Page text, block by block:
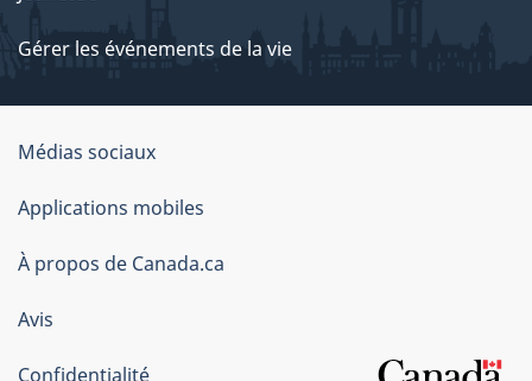
Gérer les événements de la vie
Organisation
du
gouvernement
du
Canada
Médias sociaux
Applications mobiles
À propos de Canada.ca
Avis
Confidentialité